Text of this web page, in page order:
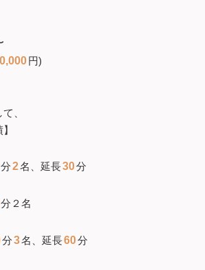
円)
、
分2名、延長30分
分２名
分3名、延長60分